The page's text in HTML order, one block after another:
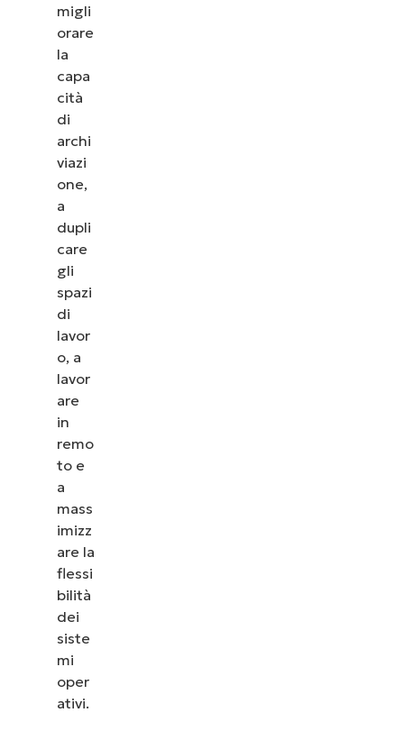
migli
orare
la
capa
cità
di
archi
viazi
one,
a
dupli
care
gli
spazi
di
lavor
o, a
lavor
are
in
remo
to e
a
mass
imizz
are la
flessi
bilità
dei
siste
mi
oper
ativi.